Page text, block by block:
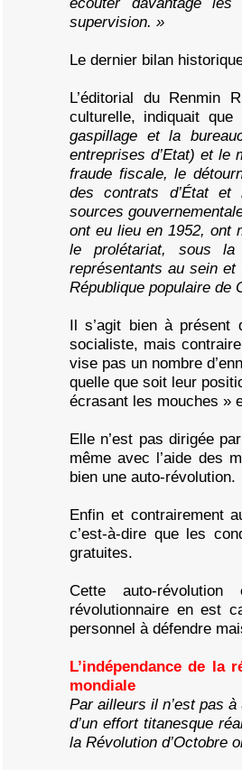
supervision. »
Le dernier bilan
L’éditorial du Renmin
culturelle, indiquait
gaspillage et la
entreprises d’Etat) et le
fraude fiscale, le
des contrats d’État et
sources
ont eu lieu en 1952, ont
le prolétariat, sous
représentants au sein
République populaire de
Il s’agit bien à
socialiste, mais
vise pas un nombre
quelle que soit leur
écrasant les mouches »
Elle n’est pas dirigée
même avec l’aide des
bien une auto-révolution.
Enfin et contrairement
c’est-à-dire que les
gratuites.
Cette auto-
révolutionnaire en est
personnel à défendre
L’indépendance de
mondiale
Par ailleurs il n’est pas
d’un effort titanesque
la Révolution d’Octobre